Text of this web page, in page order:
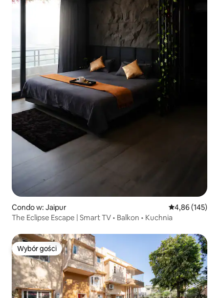
Condo w: Jaipur Średnia
4,86 (145)
The Eclipse Escape | Smart TV • Balkon • Kuchnia
Wybór gości
Wybór gości